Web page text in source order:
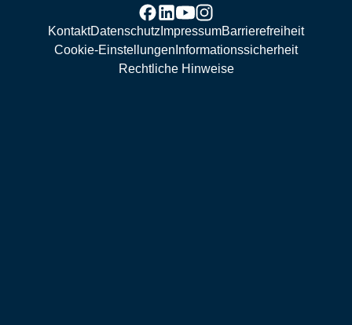
KontaktDatenschutz ImpressumBarrierefreiheit
Cookie-Einstellungen Informationssicherheit
Rechtliche Hinweise